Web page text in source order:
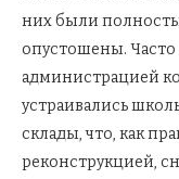
них были
опустошены. Часто
администрацией
устраивались
склады, что, как
реконструкцией,